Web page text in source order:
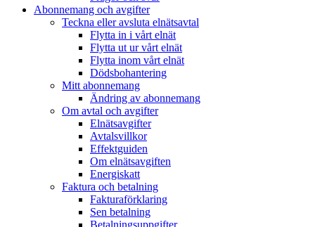
Abonnemang och avgifter
Teckna eller avsluta elnätsavtal
Flytta in i vårt elnät
Flytta ut ur vårt elnät
Flytta inom vårt elnät
Dödsbohantering
Mitt abonnemang
Ändring av abonnemang
Om avtal och avgifter
Elnätsavgifter
Avtalsvillkor
Effektguiden
Om elnätsavgiften
Energiskatt
Faktura och betalning
Fakturaförklaring
Sen betalning